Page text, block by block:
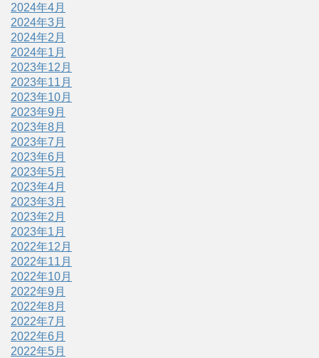
2024年4月
2024年3月
2024年2月
2024年1月
2023年12月
2023年11月
2023年10月
2023年9月
2023年8月
2023年7月
2023年6月
2023年5月
2023年4月
2023年3月
2023年2月
2023年1月
2022年12月
2022年11月
2022年10月
2022年9月
2022年8月
2022年7月
2022年6月
2022年5月